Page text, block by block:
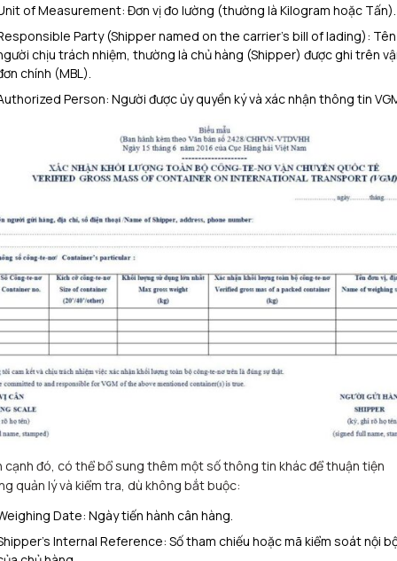
of Measurement: Đơn vị đo lường (thường là Kilogram hoặc Tấn).
Party (Shipper named on the carrier’s bill of lading): Tên
chịu trách nhiệm, thường là chủ hàng (Shipper) được ghi trên
chính (MBL).
Person: Người được ủy quyền ký và xác nhận thông tin
cạnh đó, có thể bổ sung thêm một số thông tin khác để thuận tiện
quản lý và kiểm tra, dù không bắt buộc:
Date: Ngày tiến hành cân hàng.
Internal Reference: Số tham chiếu hoặc mã kiểm soát nội